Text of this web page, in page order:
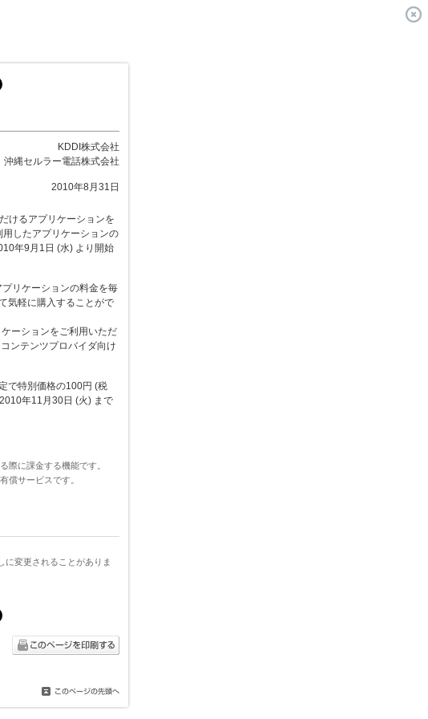
KDDI株式会社
沖縄セルラー電話株式会社
2010年8月31日
けるアプリケーションを
したアプリケーションの
年9月1日 (水) より開始
リケーションの料金を毎
気軽に購入することがで
ーションをご利用いただ
ンテンツプロバイダ向け
で特別価格の100円 (税
年11月30日 (火) まで
際に課金する機能です。
償サービスです。
に変更されることがありま